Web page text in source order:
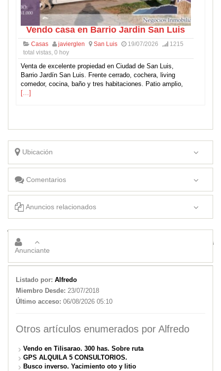
Vendo casa en Barrio Jardin San Luis
Casas javierglen San Luis 19/07/2026
1215
total vistas, 0 hoy
Venta de excelente propiedad en Ciudad de San Luis,
Barrio Jardín San Luis. Frente cerrado, cochera, living
comedor, cocina, baño y tres habitaciones. Patio amplio,
[…]
Ubicación
Comentarios
Anuncios relacionados
VENDO CASA . EN SAN LUIS. BARRIO CERRADO LAS LAJAS
VENDO CASA EN SAN LORENZO, Cura Brochero.Cba
Anunciante
Listado por: Alfredo
Miembro Desde: 23/07/2018
Último acceso: 06/08/2026 05:10
Otros artículos enumerados por Alfredo
Vendo en Tilisarao. 300 has. Sobre ruta
GPS ALQUILA 5 CONSULTORIOS.
Busco inverso. Yacimiento oto y litio